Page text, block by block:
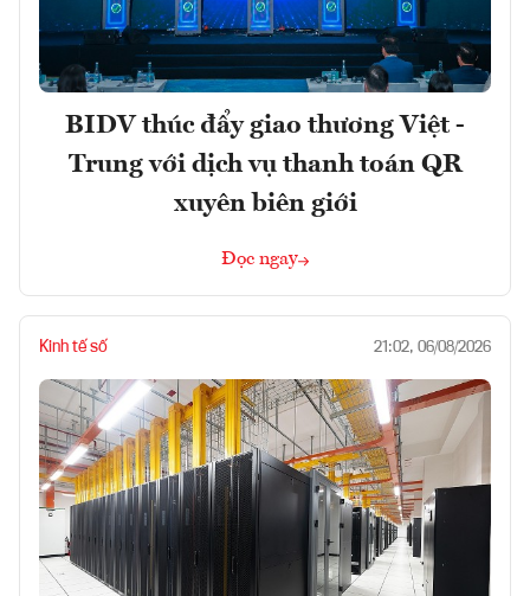
BIDV thúc đẩy giao thương Việt -
Trung với dịch vụ thanh toán QR
xuyên biên giới
Đọc ngay
Kinh tế số 21:02, 06/08/2026